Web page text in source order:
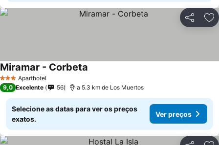
Partilhar
3 EstrelasAparthotel
Miramar - Corbeta
9,0 Excelente 56 a 5.3 km de Los Muertos
Selecione as datas para ver os preços
exatos.
Ver preços